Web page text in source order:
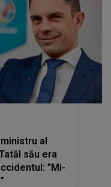
al
său era
”Mi-